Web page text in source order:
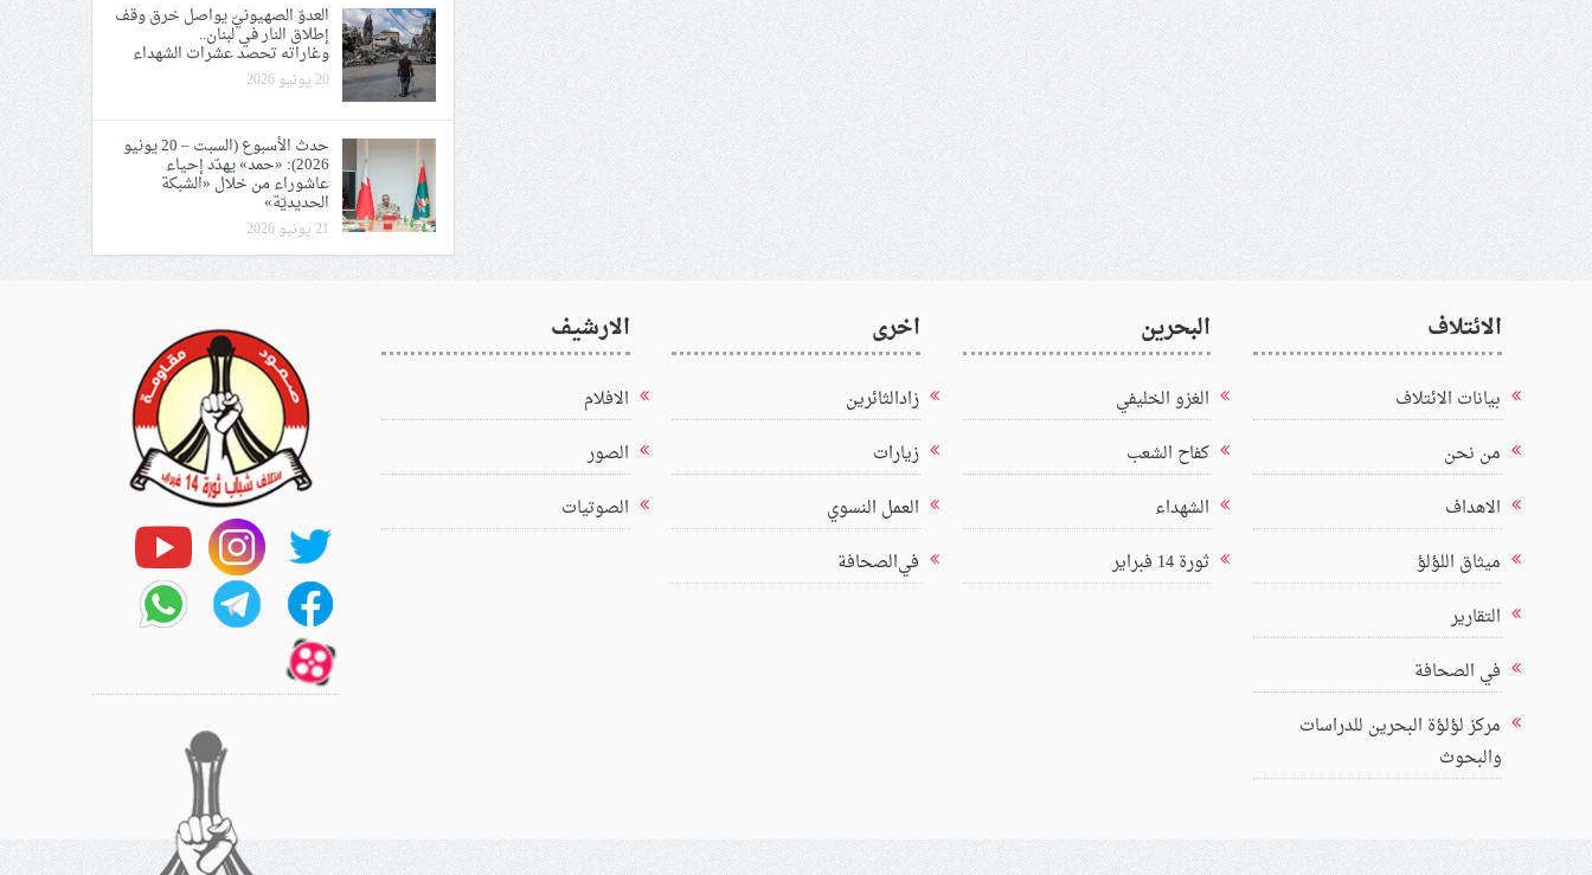
العدوّ الصهيونيّ يواصل خرق وقف
إطلاق النار في لبنان..
وغاراته تحصد عشرات الشهداء
20 يونيو 2026
حدث الأسبوع (السبت – 20 يونيو
2026): «حمد» يهدّد إحياء
عاشوراء من خلال «الشبكة
الحديديّة»
21 يونيو 2026
الائتلاف
بيانات الائتلاف
من نحن
الاهداف
ميثاق اللؤلؤ
التقارير
في الصحافة
مركز لؤلؤة البحرين للدراسات
والبحوث
البحرين
الغزو الخليفي
كفاح الشعب
الشهداء
ثورة 14 فبراير
اخرى
زادالثائرين
زيارات
العمل النسوي
في‌الصحافة
الارشيف
الافلام
الصور
الصوتيات